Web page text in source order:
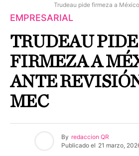
Trudeau pide firmeza a
EMPRESARIAL
TRUDEAU PIDE
FIRMEZA A
ANTE
MEC
By redaccion QR
Publicado el 21 marzo,